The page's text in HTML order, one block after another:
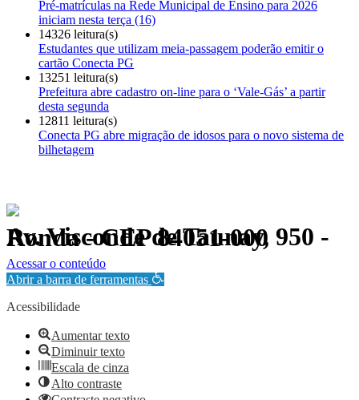
Pré-matrículas na Rede Municipal de Ensino para 2026
iniciam nesta terça (16)
14326 leitura(s)
Estudantes que utilizam meia-passagem poderão emitir o
cartão Conecta PG
13251 leitura(s)
Prefeitura abre cadastro on-line para o ‘Vale-Gás’ a partir
desta segunda
12811 leitura(s)
Conecta PG abre migração de idosos para o novo sistema de
bilhetagem
Av. Visconde de Taunay, 950 - Ronda - CEP 84051-000
Política de Privacidade.
Acessar o conteúdo
Abrir a barra de ferramentas
Acessibilidade
Aumentar texto
Diminuir texto
Escala de cinza
Alto contraste